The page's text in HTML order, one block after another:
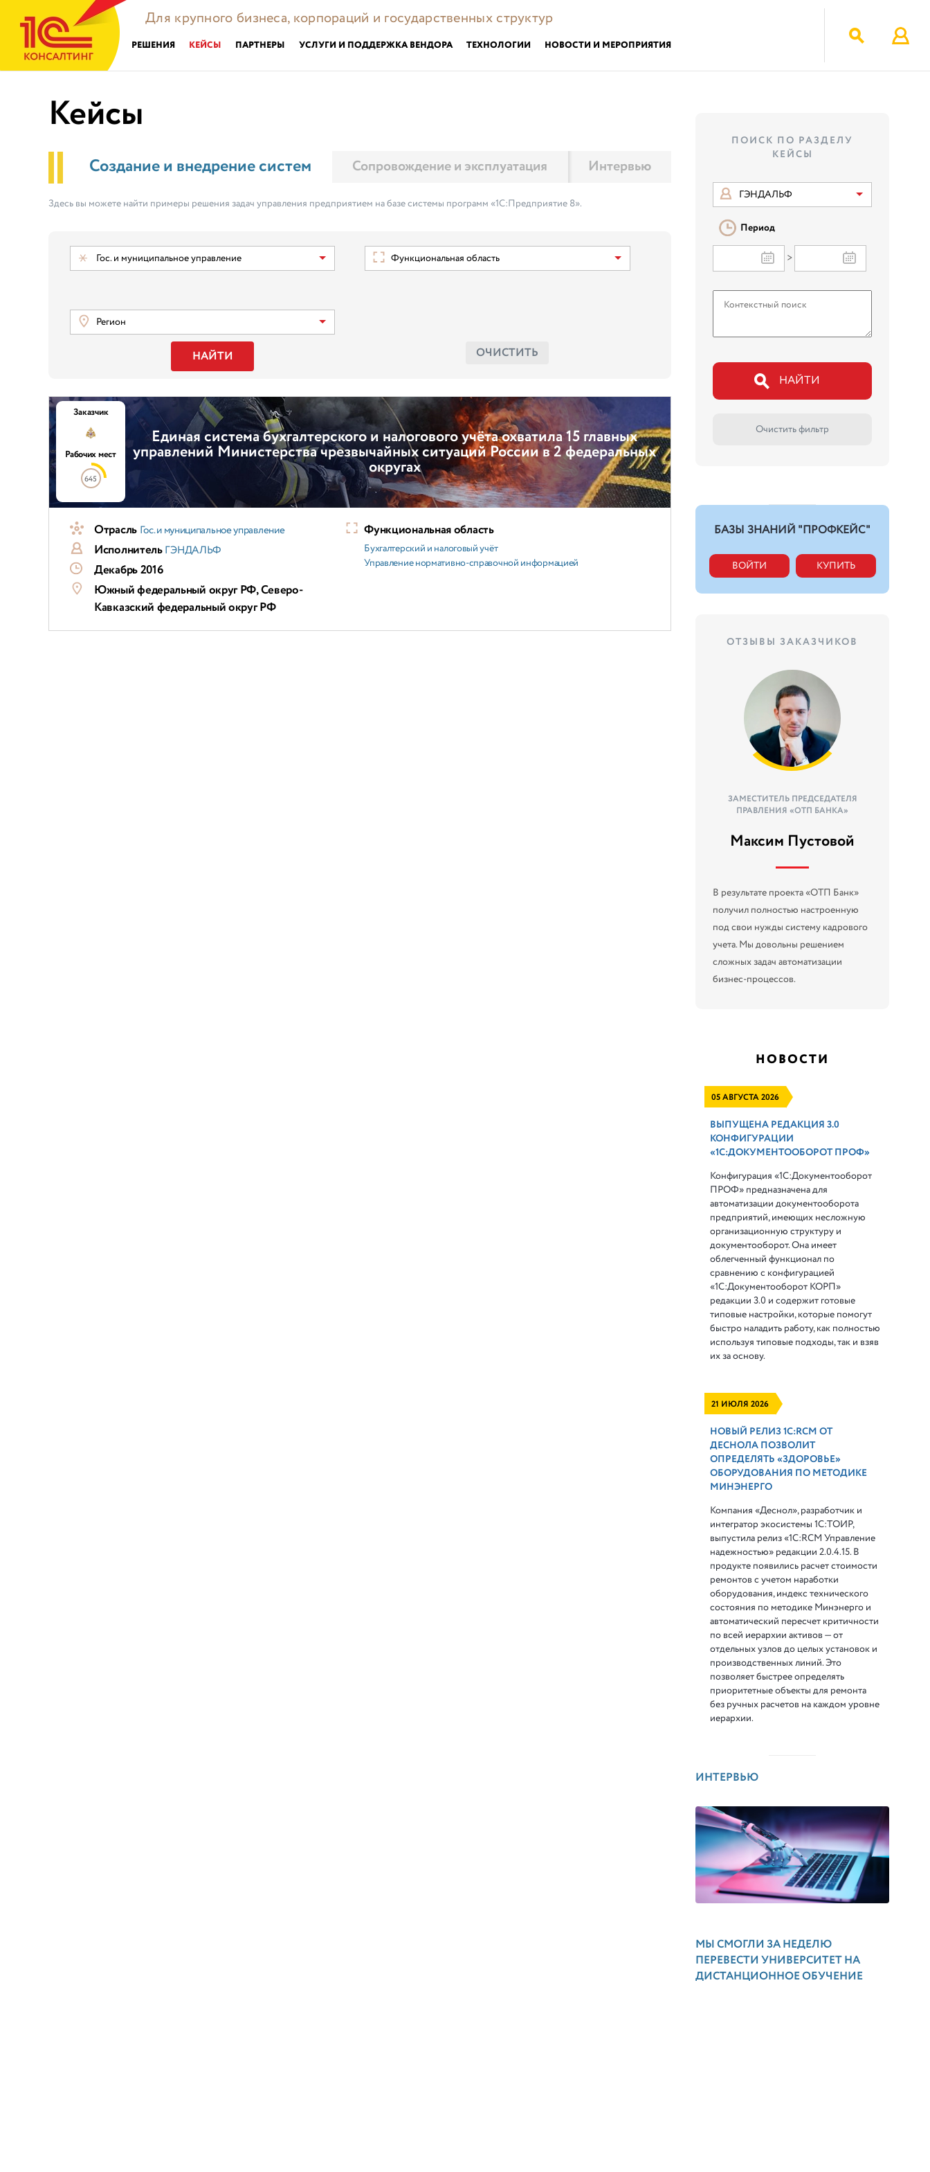
Для крупного бизнеса, корпораций и государственных структур
РЕШЕНИЯ КЕЙСЫ ПАРТНЕРЫ УСЛУГИ И ПОДДЕРЖКА ВЕНДОРА ТЕХНОЛОГИИ НОВОСТИ И МЕРОПРИЯТИЯ
Кейсы
Создание и внедрение систем Сопровождение и эксплуатация Интервью
Здесь вы можете найти примеры решения задач управления предприятием на базе системы программ «1С:Предприятие 8».
Гос. и муниципальное управление
Регион
Функциональная область
НАЙТИ ОЧИСТИТЬ
Единая система бухгалтерского и налогового учёта охватила 15 главных
управлений Министерства чрезвычайных ситуаций России в 2 федеральных
округах
Заказчик
Рабочих мест
645
Отрасль Гос. и муниципальное управление
ИсполнительГЭНДАЛЬФ
Декабрь 2016
Южный федеральный округ РФ, Северо-
Кавказский федеральный округ РФ
Функциональная область
Бухгалтерский и налоговый учёт
Управление нормативно-справочной информацией
ПОИСК ПО РАЗДЕЛУ
КЕЙСЫ
ГЭНДАЛЬФ
Период
>
НАЙТИ
Очистить фильтр
БАЗЫ ЗНАНИЙ "ПРОФКЕЙС"
ВОЙТИ КУПИТЬ
ОТЗЫВЫ ЗАКАЗЧИКОВ
ЗАМЕСТИТЕЛЬ ПРЕДСЕДАТЕЛЯ
ПРАВЛЕНИЯ «ОТП БАНКА»
Максим Пустовой
В результате проекта «ОТП Банк»
получил полностью настроенную
под свои нужды систему кадрового
учета. Мы довольны решением
сложных задач автоматизации
бизнес-процессов.
НОВОСТИ
05 АВГУСТА 2026
ВЫПУЩЕНА РЕДАКЦИЯ 3.0
КОНФИГУРАЦИИ
«1С:ДОКУМЕНТООБОРОТ ПРОФ»
Конфигурация «1С:Документооборот
ПРОФ» предназначена для
автоматизации документооборота
предприятий, имеющих несложную
организационную структуру и
документооборот. Она имеет
облегченный функционал по
сравнению с конфигурацией
«1С:Документооборот КОРП»
редакции 3.0 и содержит готовые
типовые настройки, которые помогут
быстро наладить работу, как полностью
используя типовые подходы, так и взяв
их за основу.
21 ИЮЛЯ 2026
НОВЫЙ РЕЛИЗ 1С:RCM ОТ
ДЕСНОЛА ПОЗВОЛИТ
ОПРЕДЕЛЯТЬ «ЗДОРОВЬЕ»
ОБОРУДОВАНИЯ ПО МЕТОДИКЕ
МИНЭНЕРГО
Компания «Деснол», разработчик и
интегратор экосистемы 1С:ТОИР,
выпустила релиз «1С:RCM Управление
надежностью» редакции 2.0.4.15. В
продукте появились расчет стоимости
ремонтов с учетом наработки
оборудования, индекс технического
состояния по методике Минэнерго и
автоматический пересчет критичности
по всей иерархии активов — от
отдельных узлов до целых установок и
производственных линий. Это
позволяет быстрее определять
приоритетные объекты для ремонта
без ручных расчетов на каждом уровне
иерархии.
ИНТЕРВЬЮ
МЫ СМОГЛИ ЗА НЕДЕЛЮ
ПЕРЕВЕСТИ УНИВЕРСИТЕТ НА
ДИСТАНЦИОННОЕ ОБУЧЕНИЕ